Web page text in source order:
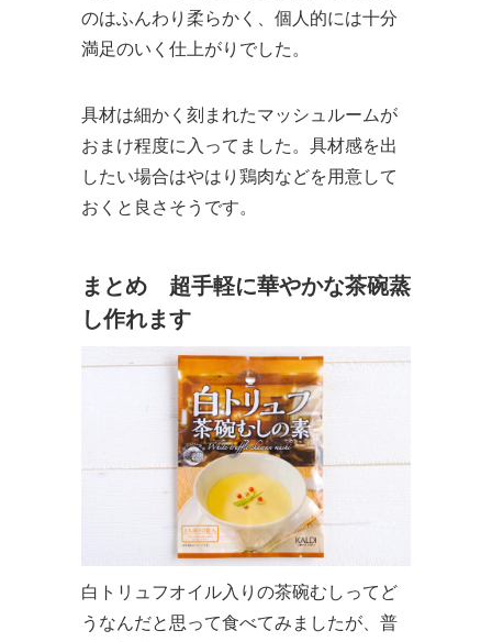
のはふんわり柔らかく、個人的には十分
満足のいく仕上がりでした。
具材は細かく刻まれたマッシュルームが
おまけ程度に入ってました。具材感を出
したい場合はやはり鶏肉などを用意して
おくと良さそうです。
まとめ 超手軽に華やかな茶碗蒸
し作れます
白トリュフオイル入りの茶碗むしってど
うなんだと思って食べてみましたが、普